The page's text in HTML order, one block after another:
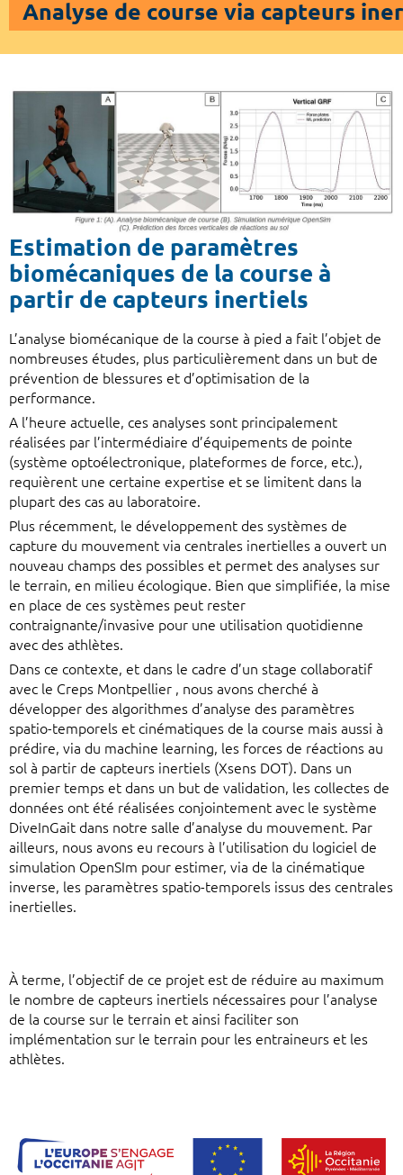
Analyse de course via capteurs
Estimation de paramètres
biomécaniques de la course à
partir de capteurs inertiels
L’analyse biomécanique de la course à pied a fait l’objet de
nombreuses études, plus particulièrement dans un but de
prévention de blessures et d’optimisation de la
performance.
A l’heure actuelle, ces analyses sont principalement
réalisées par l’intermédiaire d’équipements de pointe
(système optoélectronique, plateformes de force, etc.),
requièrent une certaine expertise et se limitent dans la
plupart des cas au laboratoire.
Plus récemment, le développement des systèmes de
capture du mouvement via centrales inertielles a ouvert un
nouveau champs des possibles et permet des analyses sur
le terrain, en milieu écologique. Bien que simplifiée, la mise
en place de ces systèmes peut rester
contraignante/invasive pour une utilisation quotidienne
avec des athlètes.
Dans ce contexte, et dans le cadre d’un stage collaboratif
avec le Creps Montpellier , nous avons cherché à
développer des algorithmes d’analyse des paramètres
spatio-temporels et cinématiques de la course mais aussi à
prédire, via du machine learning, les forces de réactions au
sol à partir de capteurs inertiels (Xsens DOT). Dans un
premier temps et dans un but de validation, les collectes de
données ont été réalisées conjointement avec le système
DiveInGait dans notre salle d’analyse du mouvement. Par
ailleurs, nous avons eu recours à l’utilisation du logiciel de
simulation OpenSIm pour estimer, via de la cinématique
inverse, les paramètres spatio-temporels issus des centrales
inertielles.
À terme, l’objectif de ce projet est de réduire au maximum
le nombre de capteurs inertiels nécessaires pour l’analyse
de la course sur le terrain et ainsi faciliter son
implémentation sur le terrain pour les entraineurs et les
athlètes.